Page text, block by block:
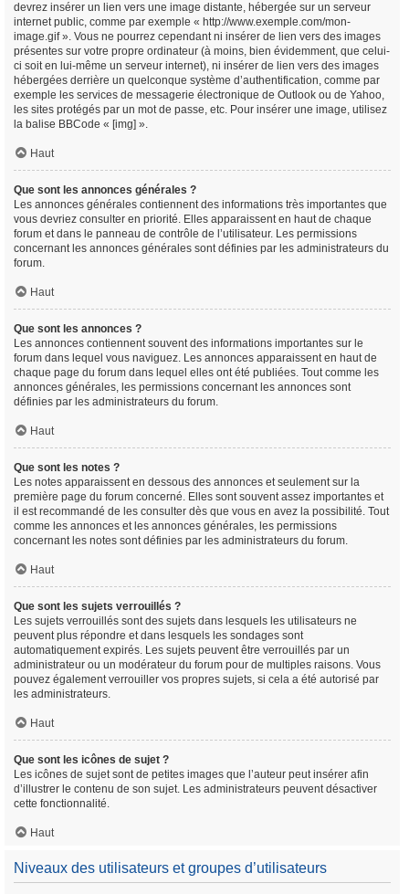
devrez insérer un lien vers une image distante, hébergée sur un serveur
internet public, comme par exemple « http://www.exemple.com/mon-
image.gif ». Vous ne pourrez cependant ni insérer de lien vers des images
présentes sur votre propre ordinateur (à moins, bien évidemment, que celui-
ci soit en lui-même un serveur internet), ni insérer de lien vers des images
hébergées derrière un quelconque système d’authentification, comme par
exemple les services de messagerie électronique de Outlook ou de Yahoo,
les sites protégés par un mot de passe, etc. Pour insérer une image, utilisez
la balise BBCode « [img] ».
Haut
Que sont les annonces générales ?
Les annonces générales contiennent des informations très importantes que
vous devriez consulter en priorité. Elles apparaissent en haut de chaque
forum et dans le panneau de contrôle de l’utilisateur. Les permissions
concernant les annonces générales sont définies par les administrateurs du
forum.
Haut
Que sont les annonces ?
Les annonces contiennent souvent des informations importantes sur le
forum dans lequel vous naviguez. Les annonces apparaissent en haut de
chaque page du forum dans lequel elles ont été publiées. Tout comme les
annonces générales, les permissions concernant les annonces sont
définies par les administrateurs du forum.
Haut
Que sont les notes ?
Les notes apparaissent en dessous des annonces et seulement sur la
première page du forum concerné. Elles sont souvent assez importantes et
il est recommandé de les consulter dès que vous en avez la possibilité. Tout
comme les annonces et les annonces générales, les permissions
concernant les notes sont définies par les administrateurs du forum.
Haut
Que sont les sujets verrouillés ?
Les sujets verrouillés sont des sujets dans lesquels les utilisateurs ne
peuvent plus répondre et dans lesquels les sondages sont
automatiquement expirés. Les sujets peuvent être verrouillés par un
administrateur ou un modérateur du forum pour de multiples raisons. Vous
pouvez également verrouiller vos propres sujets, si cela a été autorisé par
les administrateurs.
Haut
Que sont les icônes de sujet ?
Les icônes de sujet sont de petites images que l’auteur peut insérer afin
d’illustrer le contenu de son sujet. Les administrateurs peuvent désactiver
cette fonctionnalité.
Haut
Niveaux des utilisateurs et groupes d’utilisateurs